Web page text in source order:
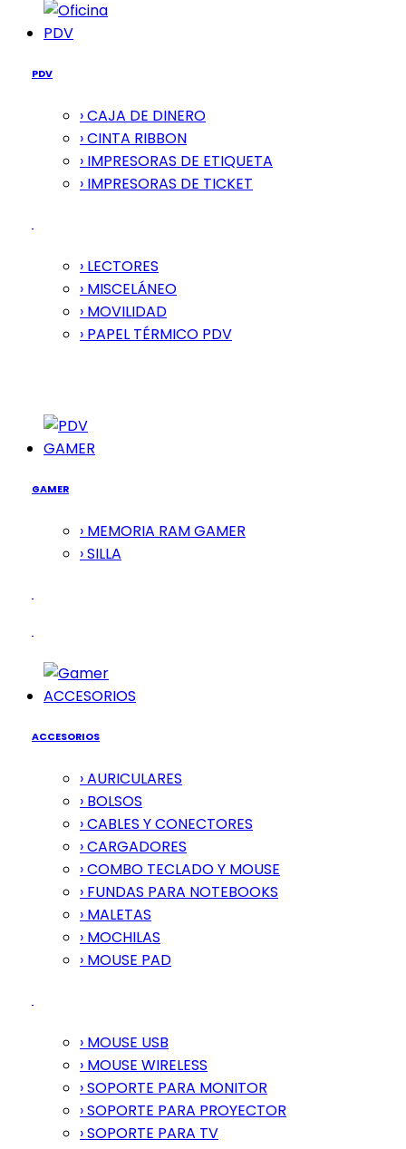
PDV
PDV
› CAJA DE DINERO
› CINTA RIBBON
› IMPRESORAS DE ETIQUETA
› IMPRESORAS DE TICKET
› LECTORES
› MISCELÁNEO
› MOVILIDAD
› PAPEL TÉRMICO PDV
GAMER
GAMER
› MEMORIA RAM GAMER
› SILLA
ACCESORIOS
ACCESORIOS
› AURICULARES
› BOLSOS
› CABLES Y CONECTORES
› CARGADORES
› COMBO TECLADO Y MOUSE
› FUNDAS PARA NOTEBOOKS
› MALETAS
› MOCHILAS
› MOUSE PAD
› MOUSE USB
› MOUSE WIRELESS
› SOPORTE PARA MONITOR
› SOPORTE PARA PROYECTOR
› SOPORTE PARA TV